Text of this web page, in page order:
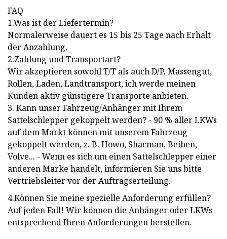
FAQ
1.Was ist der Liefertermin?
Normalerweise dauert es 15 bis 25 Tage nach Erhalt
der Anzahlung.
2.Zahlung und Transportart?
Wir akzeptieren sowohl T/T als auch D/P. Massengut,
Rollen, Laden, Landtransport, ich werde meinen
Kunden aktiv günstigere Transporte anbieten.
3. Kann unser Fahrzeug/Anhänger mit Ihrem
Sattelschlepper gekoppelt werden? - 90 % aller LKWs
auf dem Markt können mit unserem Fahrzeug
gekoppelt werden, z. B. Howo, Shacman, Beiben,
Volve... - Wenn es sich um einen Sattelschlepper einer
anderen Marke handelt, informieren Sie uns bitte
Vertriebsleiter vor der Auftragserteilung.
4.Können Sie meine spezielle Anforderung erfüllen?
Auf jeden Fall! Wir können die Anhänger oder LKWs
entsprechend Ihren Anforderungen herstellen.